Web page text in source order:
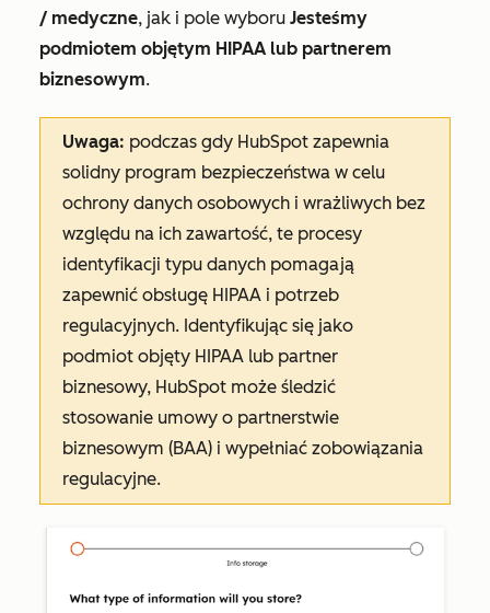
/ medyczne, jak i pole wyboru Jesteśmy
podmiotem objętym HIPAA lub partnerem
biznesowym.
Uwaga: podczas gdy HubSpot zapewnia
solidny program bezpieczeństwa w celu
ochrony danych osobowych i wrażliwych bez
względu na ich zawartość, te procesy
identyfikacji typu danych pomagają
zapewnić obsługę HIPAA i potrzeb
regulacyjnych. Identyfikując się jako
podmiot objęty HIPAA lub partner
biznesowy, HubSpot może śledzić
stosowanie umowy o partnerstwie
biznesowym (BAA) i wypełniać zobowiązania
regulacyjne.